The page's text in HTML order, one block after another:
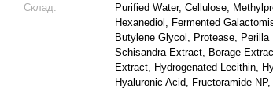
Склад:
Purified Water, Cellulose,
Hexanediol, Fermented
Butylene Glycol, Protease, Perilla
Schisandra Extract, Borage
Extract, Hydrogenated Lecithin,
Hyaluronic Acid, Fructoramide